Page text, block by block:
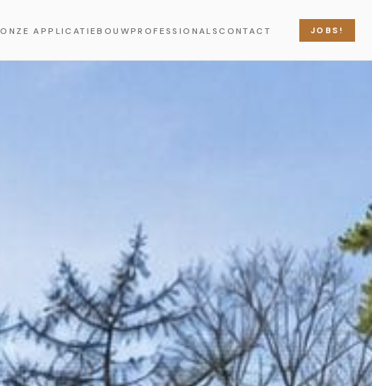
ONZE APPLICATIEBOUWPROFESSIONALS CONTACT JOBS!